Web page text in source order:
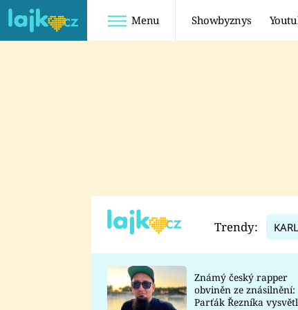
Menu Showbyznys
TADEÁŠ
DATEL
Trendy:
Známý český rapper
obviněn ze znásilnění:
Parťák Řezníka